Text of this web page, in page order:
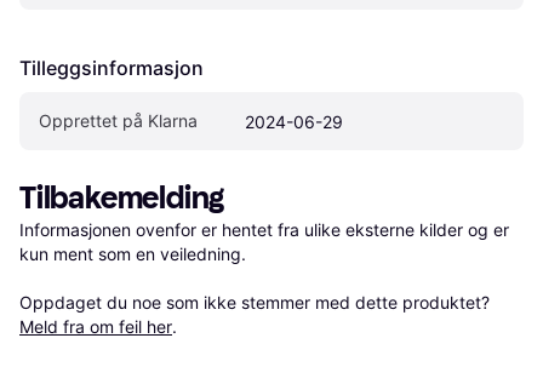
Tilleggsinformasjon
Opprettet på Klarna 2024-06-29
Tilbakemelding
Informasjonen ovenfor er hentet fra ulike eksterne kilder og er
kun ment som en veiledning.
Oppdaget du noe som ikke stemmer med dette produktet?
Meld fra om feil her.